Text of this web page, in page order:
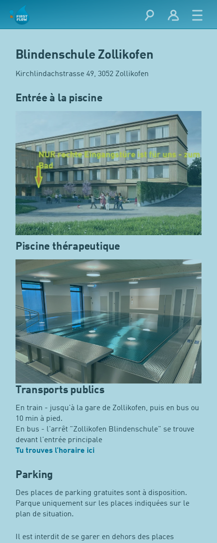
Blindenschule Zollikofen
Kirchlindachstrasse 49, 3052 Zollikofen
Entrée à la piscine
Piscine thérapeutique
Transports publics
En train - jusqu'à la gare de Zollikofen, puis en bus ou
10 min à pied.
En bus - l'arrêt "Zollikofen Blindenschule" se trouve
devant l'entrée principale
Tu trouves l’horaire ici
Parking
Des places de parking gratuites sont à disposition.
Parque uniquement sur les places indiquées sur le
plan de situation.
Il est interdit de se garer en dehors des places